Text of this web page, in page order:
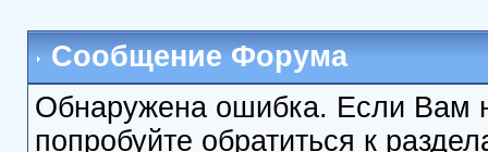
Сообщение Форума
Обнаружена ошибка. Если Вам
попробуйте обратиться к